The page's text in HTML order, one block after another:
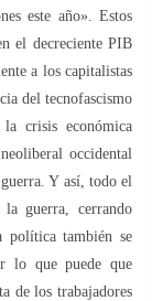
este año». Estos
el decreciente PIB
a los capitalistas
del tecnofascismo
crisis económica
occidental
Y así, todo el
guerra, cerrando
política también se
lo que puede que
de los trabajadores